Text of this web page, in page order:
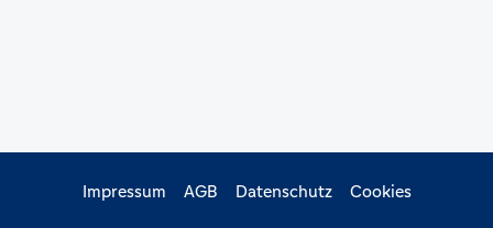
Impressum AGB Datenschutz Cookies